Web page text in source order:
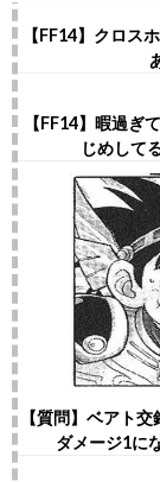
【FF14】クロス
【FF14】暇過ぎ
じめして
【質問】ベアト
ダメージ1に